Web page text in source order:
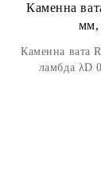
Каменна
мм,
Каменна вата
ламбда λD